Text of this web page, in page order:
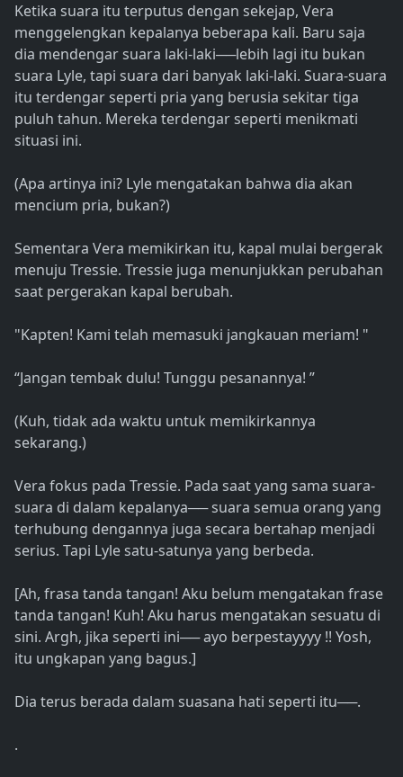
Ketika suara itu terputus dengan sekejap, Vera
menggelengkan kepalanya beberapa kali. Baru saja
dia mendengar suara laki-laki──lebih lagi itu bukan
suara Lyle, tapi suara dari banyak laki-laki. Suara-suara
itu terdengar seperti pria yang berusia sekitar tiga
puluh tahun. Mereka terdengar seperti menikmati
situasi ini.
(Apa artinya ini? Lyle mengatakan bahwa dia akan
mencium pria, bukan?)
Sementara Vera memikirkan itu, kapal mulai bergerak
menuju Tressie. Tressie juga menunjukkan perubahan
saat pergerakan kapal berubah.
"Kapten! Kami telah memasuki jangkauan meriam! "
“Jangan tembak dulu! Tunggu pesanannya! ”
(Kuh, tidak ada waktu untuk memikirkannya
sekarang.)
Vera fokus pada Tressie. Pada saat yang sama suara-
suara di dalam kepalanya── suara semua orang yang
terhubung dengannya juga secara bertahap menjadi
serius. Tapi Lyle satu-satunya yang berbeda.
[Ah, frasa tanda tangan! Aku belum mengatakan frase
tanda tangan! Kuh! Aku harus mengatakan sesuatu di
sini. Argh, jika seperti ini── ayo berpestayyyy !! Yosh,
itu ungkapan yang bagus.]
Dia terus berada dalam suasana hati seperti itu──.
.